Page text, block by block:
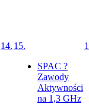
14. 15.
SPAC ?
Zawody
Aktywności
na 1,3 GHz